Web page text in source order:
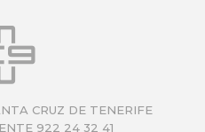
CRUZ DE TENERIFE
922 24 32 41